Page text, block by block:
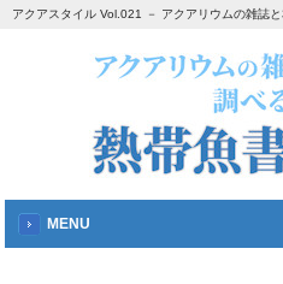
アクアスタイル Vol.021 － アクアリウムの雑誌
MENU